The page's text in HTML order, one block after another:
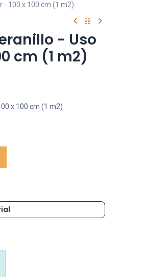
- 100 x 100 cm (1 m2)
- Uso
cm (1 m2)
x 100 cm (1 m2)